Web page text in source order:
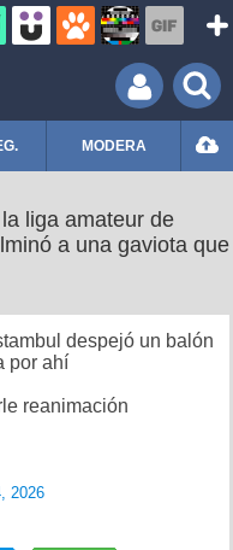
MODERA
liga amateur de
a una gaviota que
despejó un balón
por ahí
reanimación
2026